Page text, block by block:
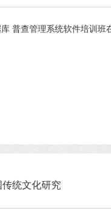
普查管理系统软件培训
统文化研究